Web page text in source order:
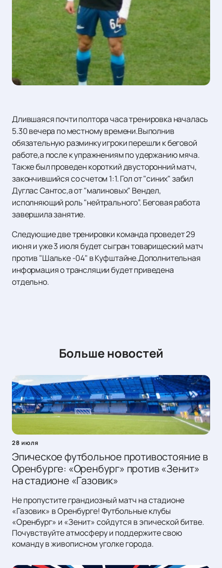
Длившаяся почти полтора часа тренировка началась
5.30 вечера по местному времени.Выполнив
обязательную разминку игроки перешли к беговой
работе,а после к упражнениям по удержанию мяча.
Также был проведен короткий двусторонний матч,
закончившийся со счетом 1:1. Гол от "синих" забил
Дуглас Сантос,а от "малиновых" Вендел,
исполняющий роль "нейтрального”. Беговая работа
завершила занятие.
Следующие две тренировки команда проведет 29
июня и уже 3 июля будет сыгран товарищеский матч
против "Шальке -04" в Куфштайне.Дополнительная
информация о трансляции будет приведена
отдельно.
Больше новостей
28 июля
Эпическое футбольное противостояние в
Оренбурге: «Оренбург» против «Зенит»
на стадионе «Газовик»
Не пропустите грандиозный матч на стадионе
«Газовик» в Оренбурге! Футбольные клубы
«Оренбург» и «Зенит» сойдутся в эпической битве.
Почувствуйте атмосферу и поддержите свою
команду в живописном уголке города.